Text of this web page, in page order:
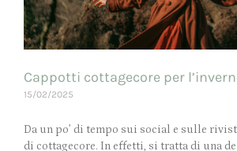
Cappotti cottagecore per
15/02/2025
Da un po’ di tempo sui social e sulle
di cottagecore. In effetti, si tratta di una